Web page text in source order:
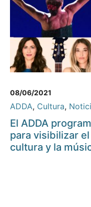
08/06/2021
ADDA, Cultura,
El ADDA
para visibilizar
cultura y la